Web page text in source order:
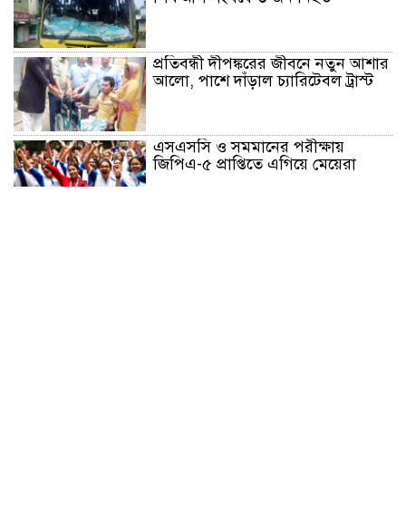
প্রতিবন্ধী দীপঙ্করের জীবনে নতুন আশার
আলো, পাশে দাঁড়াল চ্যারিটেবল ট্রাস্ট
এসএসসি ও সমমানের পরীক্ষায়
জিপিএ-৫ প্রাপ্তিতে এগিয়ে মেয়েরা